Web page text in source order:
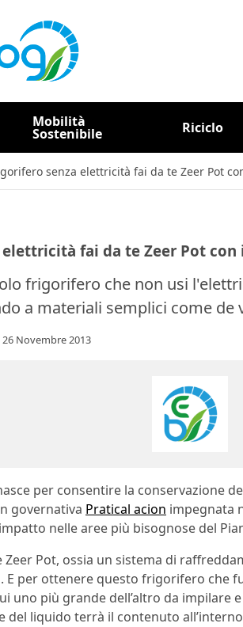
Mobilità
Sostenibile Riciclo
senza elettricità fai da te Zeer Pot
elettricità fai da te Zeer Pot
frigorifero che non usi
a materiali semplici come de
26 Novembre 2013
per consentire la conservazione
governativa Pratical acion impegnata
nelle aree più bisognose del
Zeer Pot, ossia un sistema di
E per ottenere questo frigorifero che
uno più grande dell’altro da impilare
del liquido terrà il contenuto